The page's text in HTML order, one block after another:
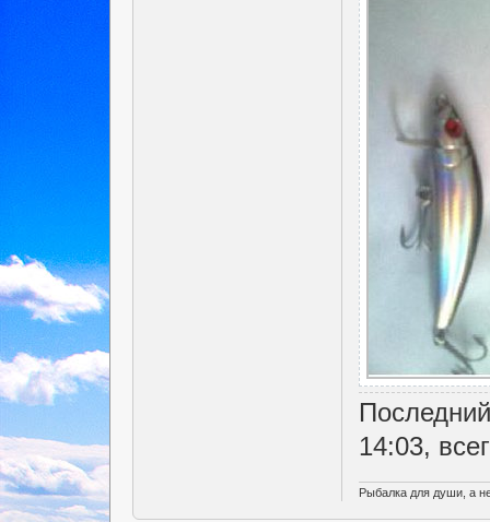
14:03,
Рыбалка для души, а